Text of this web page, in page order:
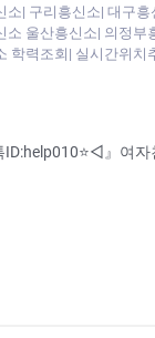
소| 구리흥신소| 대구
소 울산흥신소| 의정
학력조회| 실시간위